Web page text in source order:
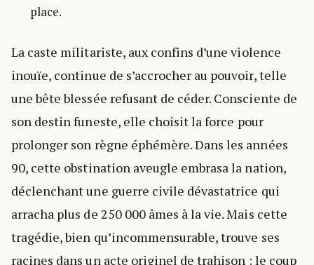
place.
La caste militariste, aux confins d’une violence
inouïe, continue de s’accrocher au pouvoir, telle
une bête blessée refusant de céder. Consciente de
son destin funeste, elle choisit la force pour
prolonger son règne éphémère. Dans les années
90, cette obstination aveugle embrasa la nation,
déclenchant une guerre civile dévastatrice qui
arracha plus de 250 000 âmes à la vie. Mais cette
tragédie, bien qu’incommensurable, trouve ses
racines dans un acte originel de trahison : le coup